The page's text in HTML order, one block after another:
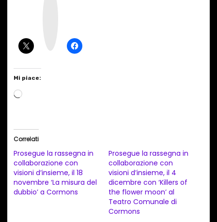
Mi piace:
C
a
m
e
Correlati
Prosegue la rassegna in
collaborazione con
visioni d’insieme, il 18
novembre ‘La misura del
dubbio’ a Cormons
Prosegue la rassegna in
collaborazione con
visioni d’insieme, il 4
dicembre con ‘Killers of
the flower moon’ al
Teatro Comunale di
Cormons